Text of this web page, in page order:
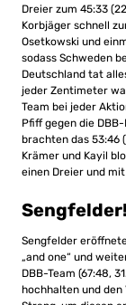
Dreier zum 45:33
Korbjäger schnell
Osetkowski und
sodass Schweden
Deutschland tat
jeder Zentimeter
Team bei jeder
Pfiff gegen die
brachten das 53:46
Krämer und Kayil
einen Dreier und
Sengfelder
„and one“ und
DBB-Team (67:48,
hochhalten und